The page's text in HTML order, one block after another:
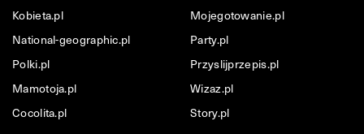
Kobieta.pl
Mojegotowanie.pl
National-geographic.pl
Party.pl
Polki.pl
Przyslijprzepis.pl
Mamotoja.pl
Wizaz.pl
Cocolita.pl
Story.pl